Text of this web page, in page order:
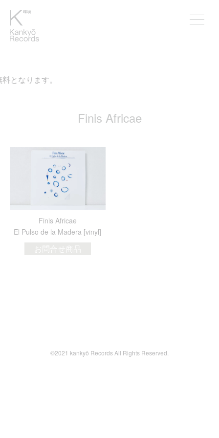
となります。
Finis Africae
Finis Africae
El Pulso de la Madera [vinyl]
お問合せ商品
©2021 kankyō Records All Rights Reserved.